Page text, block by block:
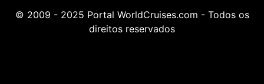
© 2009 - 2025 Portal WorldCruises.com - Todos os
direitos reservados